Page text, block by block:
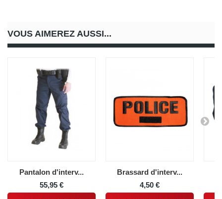
VOUS AIMEREZ AUSSI...
Pantalon d'interv...
55,95 €
Brassard d'interv...
4,50 €